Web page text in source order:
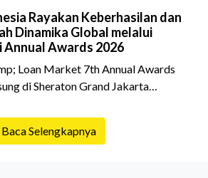
Rayakan Keberhasilan dan
Dinamika Global melalui
Annual Awards 2026
Loan Market 7th Annual Awards
di Sheraton Grand Jakarta
industri properti dan keuangan.
executives dan principals
Baca Selengkapnya